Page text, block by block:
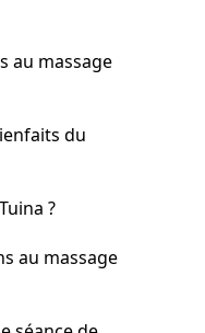
au massage
du
?
au massage